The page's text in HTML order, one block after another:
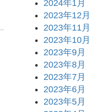
2024年1月
2023年12月
2023年11月
2023年10月
2023年9月
2023年8月
2023年7月
2023年6月
2023年5月